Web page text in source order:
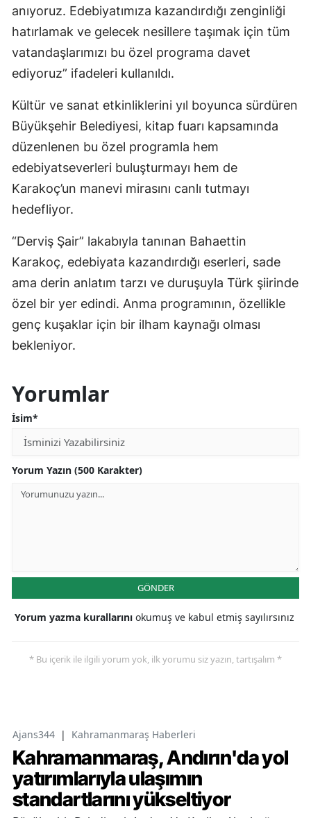
anıyoruz. Edebiyatımıza kazandırdığı zenginliği
hatırlamak ve gelecek nesillere taşımak için tüm
vatandaşlarımızı bu özel programa davet
ediyoruz” ifadeleri kullanıldı.
Kültür ve sanat etkinliklerini yıl boyunca sürdüren
Büyükşehir Belediyesi, kitap fuarı kapsamında
düzenlenen bu özel programla hem
edebiyatseverleri buluşturmayı hem de
Karakoç’un manevi mirasını canlı tutmayı
hedefliyor.
“Derviş Şair” lakabıyla tanınan Bahaettin
Karakoç, edebiyata kazandırdığı eserleri, sade
ama derin anlatım tarzı ve duruşuyla Türk şiirinde
özel bir yer edindi. Anma programının, özellikle
genç kuşaklar için bir ilham kaynağı olması
bekleniyor.
Yorumlar
İsim*
Yorum Yazın (500 Karakter)
GÖNDER
Yorum yazma kurallarını okumuş ve kabul etmiş sayılırsınız
* Bu içerik ile ilgili yorum yok, ilk yorumu siz yazın, tartışalım *
Ajans344 | Kahramanmaraş Haberleri
Kahramanmaraş, Andırın'da yol
yatırımlarıyla ulaşımın
standartlarını yükseltiyor